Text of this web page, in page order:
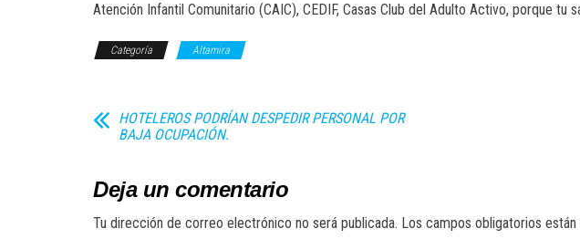
Atención Infantil Comunitario (CAIC), CEDIF, Casas Club del Adulto Activo, porque tu
Categoría Altamira
HOTELEROS PODRÍAN DESPEDIR PERSONAL POR
BAJA OCUPACIÓN.
Deja un comentario
Tu dirección de correo electrónico no será publicada. Los campos obligatorios